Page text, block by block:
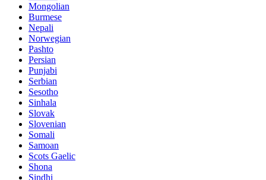
Mongolian
Burmese
Nepali
Norwegian
Pashto
Persian
Punjabi
Serbian
Sesotho
Sinhala
Slovak
Slovenian
Somali
Samoan
Scots Gaelic
Shona
Sindhi